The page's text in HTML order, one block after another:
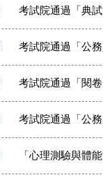
考試院通過「典
考試院通過「公
考試院通過「閱
考試院通過「公
「心理測驗與體